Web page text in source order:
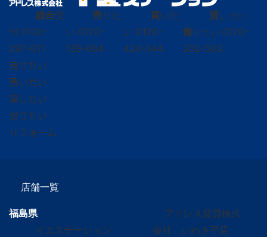
総合受
付 0120-
297-011
売りた
い 0120-
139-664
買いた
い 0120-
424-544
貸し たい
借り たい 0120-
302-563
売りたい
買いたい
貸したい
借りたい
リフォーム
店舗一覧
福島県
イエステーション
アドレス賃貸株式
会社 いわき平店